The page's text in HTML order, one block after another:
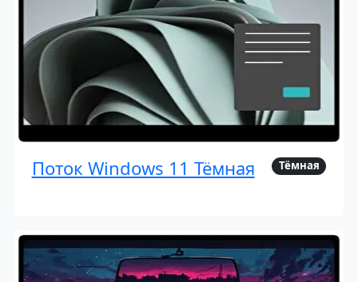
Поток Windows 11 Тёмная Тёмная